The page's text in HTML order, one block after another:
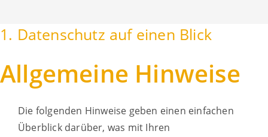
1. Datenschutz auf einen Blick
Allgemeine Hinweise
Die folgenden Hinweise geben einen einfachen
Überblick darüber, was mit Ihren